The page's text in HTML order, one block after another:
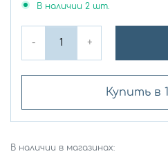
В наличии 2 шт.
- +
Купить в
В наличии в магазинах: